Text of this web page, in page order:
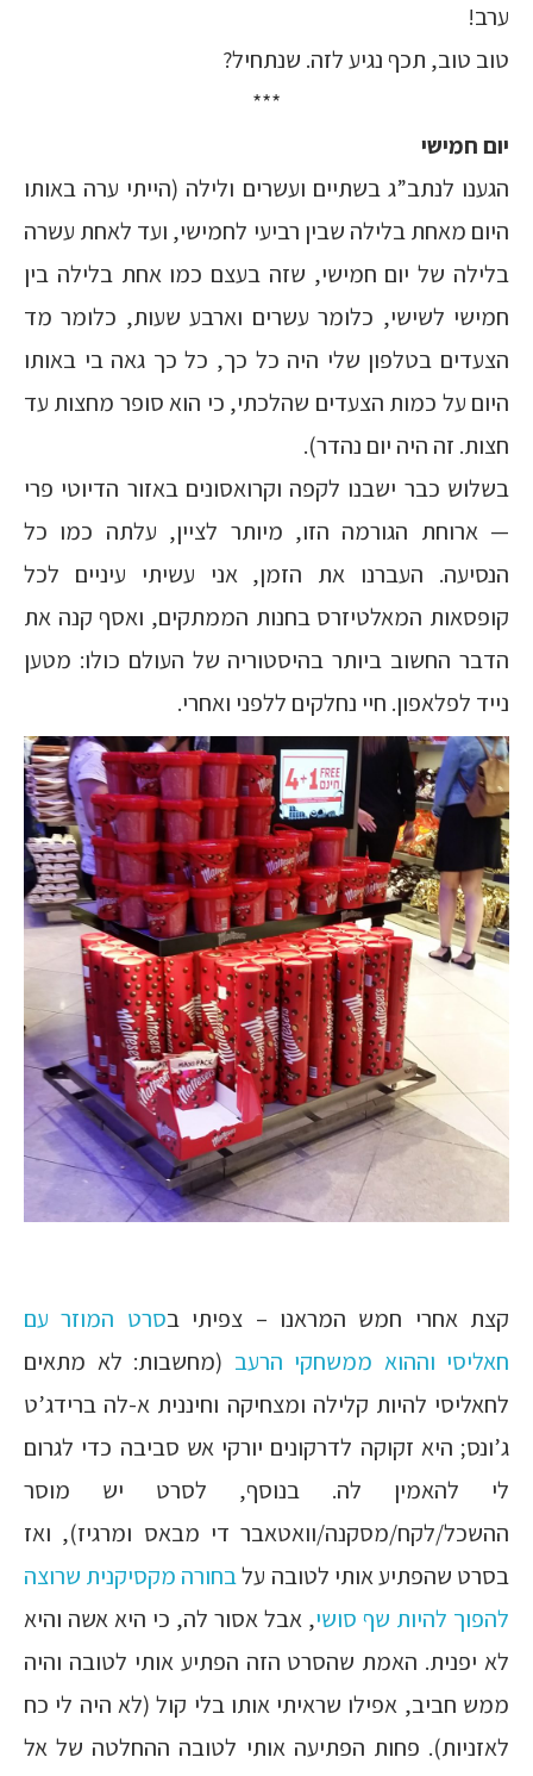
ערב!
טוב טוב, תכף נגיע לזה. שנתחיל?
***
יום חמישי
הגענו לנתב”ג בשתיים ועשרים ולילה (הייתי ערה באותו
היום מאחת בלילה שבין רביעי לחמישי, ועד לאחת עשרה
בלילה של יום חמישי, שזה בעצם כמו אחת בלילה בין
חמישי לשישי, כלומר עשרים וארבע שעות, כלומר מד
הצעדים בטלפון שלי היה כל כך, כל כך גאה בי באותו
היום על כמות הצעדים שהלכתי, כי הוא סופר מחצות עד
חצות. זה היה יום נהדר).
בשלוש כבר ישבנו לקפה וקרואסונים באזור הדיוטי פרי
— ארוחת הגורמה הזו, מיותר לציין, עלתה כמו כל
הנסיעה. העברנו את הזמן, אני עשיתי עיניים לכל
קופסאות המאלטיזרס בחנות הממתקים, ואסף קנה את
הדבר החשוב ביותר בהיסטוריה של העולם כולו: מטען
נייד לפלאפון. חיי נחלקים ללפני ואחרי.
קצת אחרי חמש המראנו – צפיתי בסרט המוזר עם
חאליסי וההוא ממשחקי הרעב (מחשבות: לא מתאים
לחאליסי להיות קלילה ומצחיקה וחיננית א-לה ברידג’ט
ג’ונס; היא זקוקה לדרקונים יורקי אש סביבה כדי לגרום
לי להאמין לה. בנוסף, לסרט יש מוסר
ההשכל/לקח/מסקנה/וואטאבר די מבאס ומרגיז), ואז
בסרט שהפתיע אותי לטובה עלבחורה מקסיקנית שרוצה
להפוך להיות שף סושי, אבל אסור לה, כי היא אשה והיא
לא יפנית. האמת שהסרט הזה הפתיע אותי לטובה והיה
ממש חביב, אפילו שראיתי אותו בלי קול (לא היה לי כח
לאזניות). פחות הפתיעה אותי לטובה ההחלטה של אל